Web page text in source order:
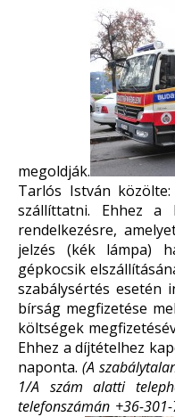
megoldják.
Tarlós István
szállíttatni. Ehhez a
rendelkezésre,
jelzés (kék lámpa)
gépkocsik
szabálysértés esetén
bírság megfizetése
költségek
Ehhez a díjtételhez
naponta. (A
1/A szám alatti
telefonszámán +36-